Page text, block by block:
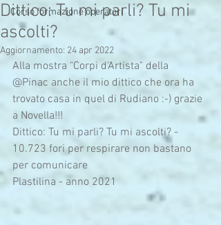
Corso formazione operatori
Dittico: Tu mi parli? Tu mi
ascolti?
Aggiornamento: 24 apr 2022
Alla mostra "Corpi d'Artista" della
@Pinac anche il mio dittico che ora ha
trovato casa in quel di Rudiano :-) grazie
a Novella!!!
Dittico: Tu mi parli? Tu mi ascolti? -
10.723 fori per respirare non bastano
per comunicare
Plastilina - anno 2021